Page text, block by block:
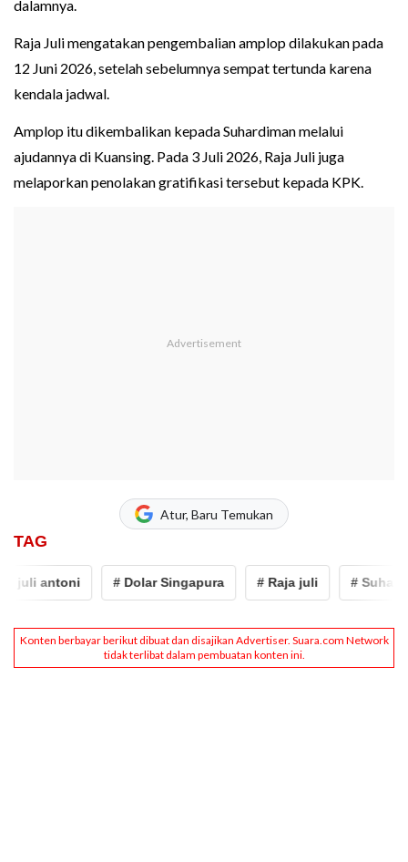
dalamnya.
Raja Juli mengatakan pengembalian amplop dilakukan pada
12 Juni 2026, setelah sebelumnya sempat tertunda karena
kendala jadwal.
Amplop itu dikembalikan kepada Suhardiman melalui
ajudannya di Kuansing. Pada 3 Juli 2026, Raja Juli juga
melaporkan penolakan gratifikasi tersebut kepada KPK.
Atur, Baru Temukan
TAG
antoni # Dolar Singapura # Raja juli #